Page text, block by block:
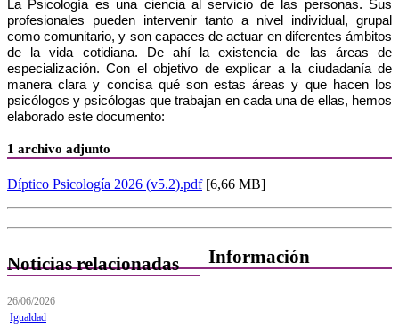
La Psicología es una ciencia al servicio de las personas. Sus
profesionales pueden intervenir tanto a nivel individual, grupal
como comunitario, y son capaces de actuar en diferentes ámbitos
de la vida cotidiana. De ahí la existencia de las áreas de
especialización. Con el objetivo de explicar a la ciudadanía de
manera clara y concisa qué son estas áreas y que hacen los
psicólogos y psicólogas que trabajan en cada una de ellas, hemos
elaborado este documento:
1 archivo adjunto
Díptico Psicología 2026 (v5.2).pdf[6,66 MB]
Noticias relacionadas
26/06/2026
Igualdad
Información